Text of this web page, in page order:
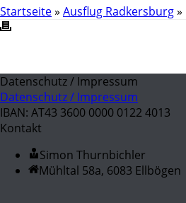
Startseite» Ausflug Radkersburg»
Datenschutz / Impressum
Datenschutz / Impressum
IBAN: AT43 3600 0000 0122 4013
Kontakt
Simon Thurnbichler
Mühltal 58a, 6083 Ellbögen